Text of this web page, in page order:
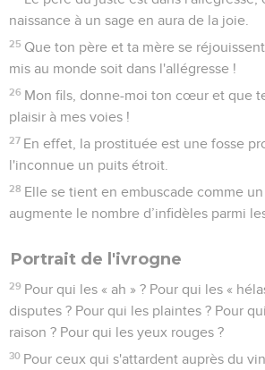
naissance à un sage en aura de la joie.
25 Que ton père et ta mère se
mis au monde soit dans l'allégresse !
26 Mon fils, donne-moi ton cœur et que
plaisir à mes voies !
27 En effet, la prostituée est une fosse
l'inconnue un puits étroit.
28 Elle se tient en embuscade comme
augmente le nombre d’infidèles parmi
Portrait de l'ivrogne
29 Pour qui les « ah » ? Pour qui les «
disputes ? Pour qui les plaintes ? Pour
raison ? Pour qui les yeux rouges ?
30 Pour ceux qui s'attardent auprès du